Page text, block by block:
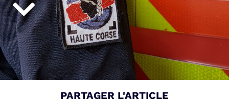
PARTAGER L'ARTICLE